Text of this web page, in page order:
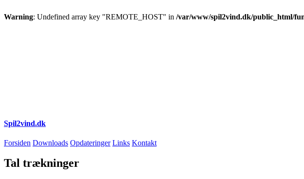
Warning: Undefined array key "REMOTE_HOST" in /var/www/spil2vind.dk/public_html/
Spil2vind.dk
Forsiden Downloads Opdateringer Links Kontakt
Tal trækninger